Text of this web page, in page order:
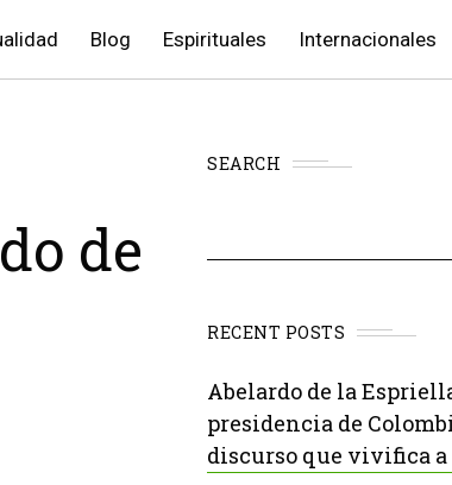
Blog Espirituales Internacionales
de
SEARCH
RECENT POSTS
Abelardo de la
presidencia de
discurso que vivifica a